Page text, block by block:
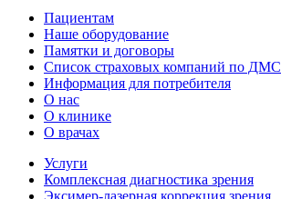
Пациентам
Наше оборудование
Памятки и договоры
Список страховых компаний по ДМС
Информация для потребителя
О нас
О клинике
О врачах
Услуги
Комплексная диагностика зрения
Эксимер-лазерная коррекция зрения